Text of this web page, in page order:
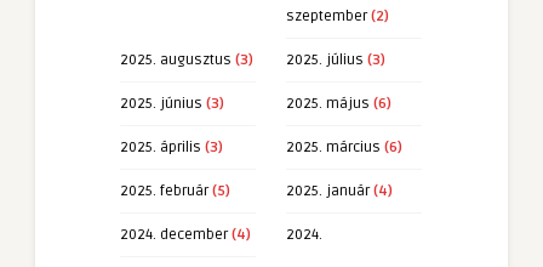
szeptember(2)
2025. augusztus (3) 2025. július (3)
2025. június (3) 2025. május (6)
2025. április (3) 2025. március (6)
2025. február(5) 2025. január(4)
2024. december(4) 2024.